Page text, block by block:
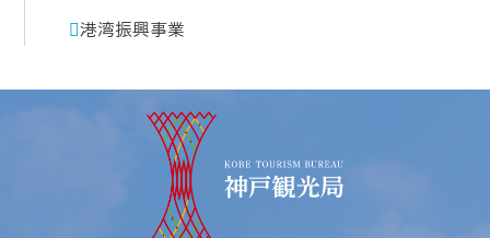
港湾振興事業